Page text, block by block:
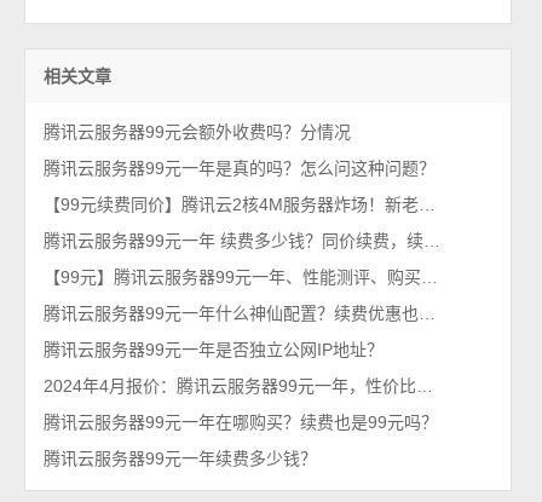
相关文章
腾讯云服务器99元会额外收费吗？分情况
腾讯云服务器99元一年是真的吗？怎么问这种问题？
腾讯云服务器99元一年是否独立公网IP地址？
腾讯云服务器99元一年在哪购买？续费也是99元吗？
腾讯云服务器99元一年续费多少钱？